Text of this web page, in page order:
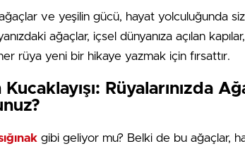
ve yeşilin gücü, hayat yolculuğunda
ağaçlar, içsel dünyanıza açılan
rüya yeni bir hikaye yazmak için fırsattır.
Kucaklayışı: Rüyalarınızda
gibi geliyor mu? Belki de bu ağaçlar,